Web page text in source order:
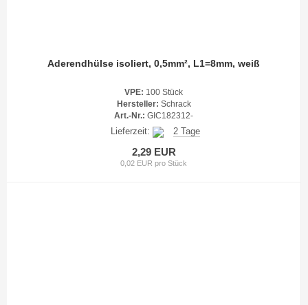
Aderendhülse isoliert, 0,5mm², L1=8mm, weiß
VPE: 100 Stück
Hersteller: Schrack
Art.-Nr.: GIC182312-
Lieferzeit: 2 Tage
2,29 EUR
0,02 EUR pro Stück